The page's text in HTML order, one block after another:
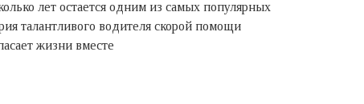
лет остается одним из самых популярных
талантливого водителя скорой помощи
жизни вместе